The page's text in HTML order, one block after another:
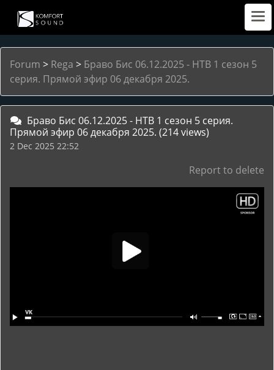
Forum > Rega > Браво Бис 06.12.2025 - НТВ 1 сезон 5
серия. Прямой эфир 06 декабря 2025.
Браво Бис 06.12.2025 - НТВ 1 сезон 5 серия.
Прямой эфир 06 декабря 2025. (214 views)
2 Dec 2025 22:52
Report to delete